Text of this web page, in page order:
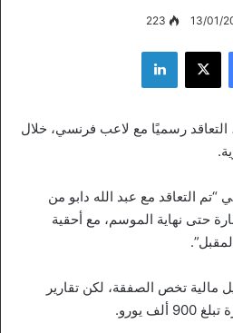
13/01/
223
فيسبوك ‫X لينكدإن
التعاقد رسميًا مع لاعب فرنسي، خلال
التعاقد مع عبد الله دابو من
الإعارة حتى نهاية الموسم، مع أحقية
مالية تخص الصفقة، لكن تقارير
يورو.